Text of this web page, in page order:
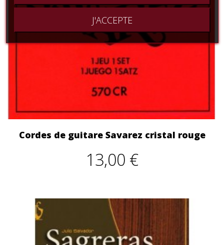
Cordes de guitare Savarez cristal rouge
13,00 €
J'ACCEPTE